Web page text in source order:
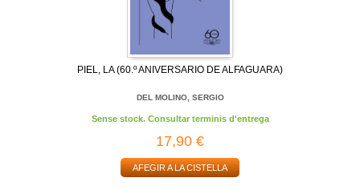
PIEL, LA (60.º ANIVERSARIO DE ALFAGUARA)
DEL MOLINO, SERGIO
Sense stock. Consultar terminis d'entrega
17,90 €
AFEGIR A LA CISTELLA